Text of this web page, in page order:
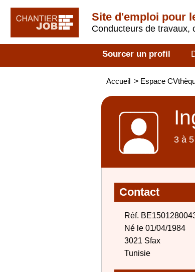
Site d'emploi pour
Conducteurs de travaux,
Sourcer un profil
Accueil > Espace
3 à
Contact
Réf.
Né le 01/04/1984
3021 Sfax
Tunisie